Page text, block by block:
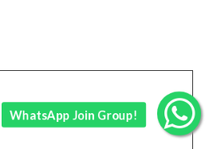
WhatsApp Join Group!